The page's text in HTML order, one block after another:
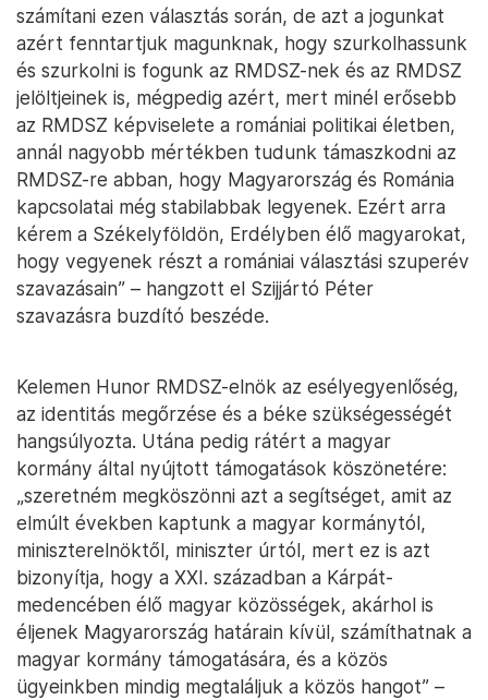
számítani ezen választás során, de azt a jogunkat
azért fenntartjuk magunknak, hogy szurkolhassunk
és szurkolni is fogunk az RMDSZ-nek és az RMDSZ
jelöltjeinek is, mégpedig azért, mert minél erősebb
az RMDSZ képviselete a romániai politikai életben,
annál nagyobb mértékben tudunk támaszkodni az
RMDSZ-re abban, hogy Magyarország és Románia
kapcsolatai még stabilabbak legyenek. Ezért arra
kérem a Székelyföldön, Erdélyben élő magyarokat,
hogy vegyenek részt a romániai választási szuperév
szavazásain” – hangzott el Szijjártó Péter
szavazásra buzdító beszéde.
Kelemen Hunor RMDSZ-elnök az esélyegyenlőség,
az identitás megőrzése és a béke szükségességét
hangsúlyozta. Utána pedig rátért a magyar
kormány által nyújtott támogatások köszönetére:
„szeretném megköszönni azt a segítséget, amit az
elmúlt években kaptunk a magyar kormánytól,
miniszterelnöktől, miniszter úrtól, mert ez is azt
bizonyítja, hogy a XXI. században a Kárpát-
medencében élő magyar közösségek, akárhol is
éljenek Magyarország határain kívül, számíthatnak a
magyar kormány támogatására, és a közös
ügyeinkben mindig megtaláljuk a közös hangot” –